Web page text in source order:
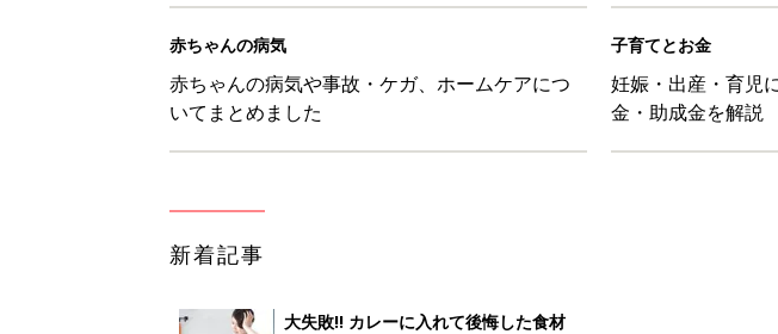
赤ちゃんの病気
赤ちゃんの病気や事故・ケガ、ホームケアにつ
いてまとめました
子育てとお金
妊娠・出産・育児
金・助成金を解説
新着記事
大失敗!! カレーに入れて後悔した食材